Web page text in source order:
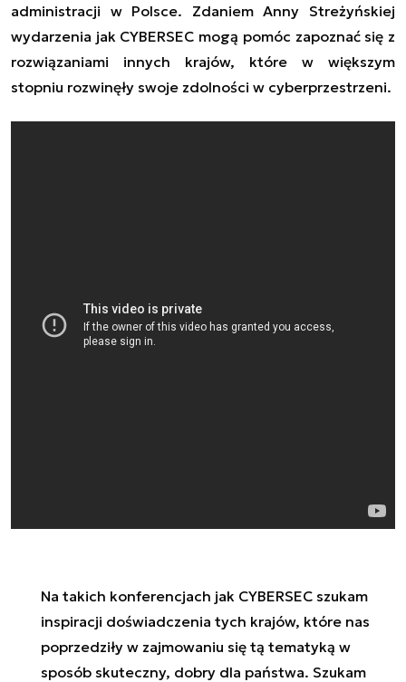
administracji w Polsce. Zdaniem Anny Streżyńskiej
wydarzenia jak CYBERSEC mogą pomóc zapoznać się z
rozwiązaniami innych krajów, które w większym
stopniu rozwinęły swoje zdolności w cyberprzestrzeni.
Na takich konferencjach jak CYBERSEC szukam
inspiracji doświadczenia tych krajów, które nas
poprzedziły w zajmowaniu się tą tematyką w
sposób skuteczny, dobry dla państwa. Szukam